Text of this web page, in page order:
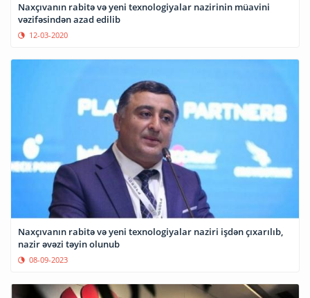
Naxçıvanın rabitə və yeni texnologiyalar nazirinin müavini
vəzifəsindən azad edilib
12-03-2020
Naxçıvanın rabitə və yeni texnologiyalar naziri işdən çıxarılıb,
nazir əvəzi təyin olunub
08-09-2023